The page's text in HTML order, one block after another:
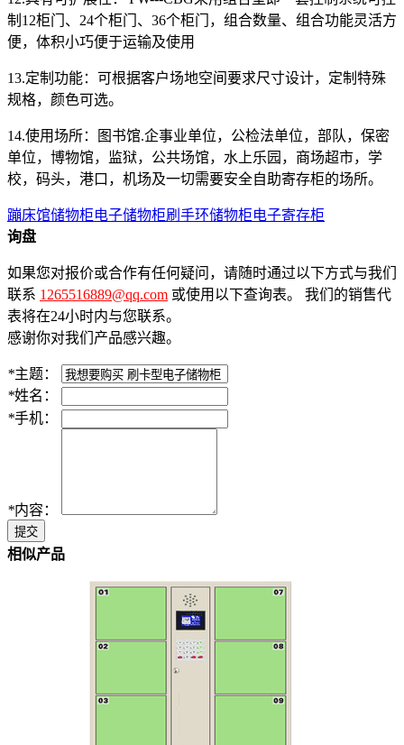
制12柜门、24个柜门、36个柜门，组合数量、组合功能灵活方
便，体积小巧便于运输及使用
13.定制功能：可根据客户场地空间要求尺寸设计，定制特殊
规格，颜色可选。
14.使用场所：图书馆.企事业单位，公检法单位，部队，保密
单位，博物馆，监狱，公共场馆，水上乐园，商场超市，学
校，码头，港口，机场及一切需要安全自助寄存柜的场所。
蹦床馆储物柜电子储物柜刷手环储物柜电子寄存柜
询盘
如果您对报价或合作有任何疑问，请随时通过以下方式与我们
联系 1265516889@qq.com 或使用以下查询表。 我们的销售代
表将在24小时内与您联系。
感谢你对我们产品感兴趣。
*主题：
*姓名：
*手机：
*内容：
提交
相似产品